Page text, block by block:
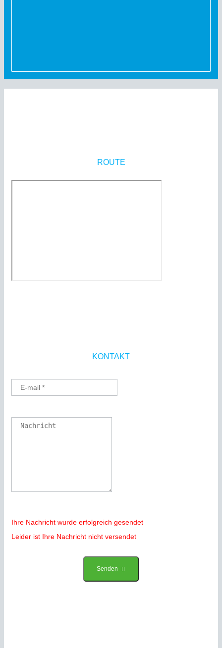
ROUTE
KONTAKT
Ihre Nachricht wurde erfolgreich gesendet
Leider ist Ihre Nachricht nicht versendet
Senden